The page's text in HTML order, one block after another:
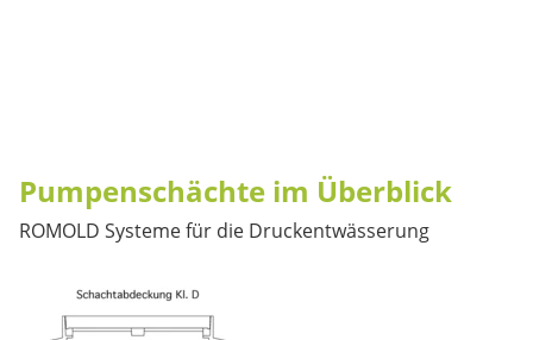
Pumpenschächte im Überblick
ROMOLD Systeme für die Druckentwässerung